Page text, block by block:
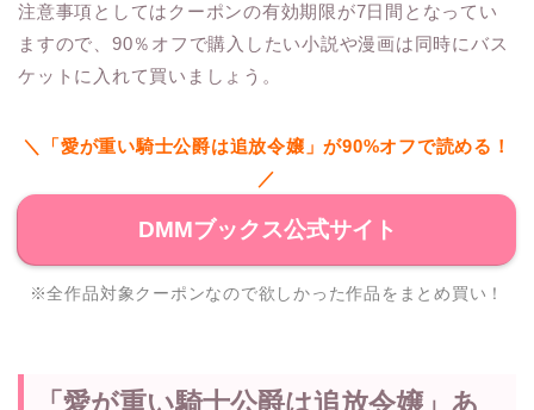
注意事項としてはクーポンの有効期限が7日間となってい
ますので、90％オフで購入したい小説や漫画は同時にバス
ケットに入れて買いましょう。
＼「愛が重い騎士公爵は追放令嬢」が90%オフで読める！
／
DMMブックス公式サイト
※全作品対象クーポンなので欲しかった作品をまとめ買い！
「愛が重い騎士公爵は追放令嬢」あ